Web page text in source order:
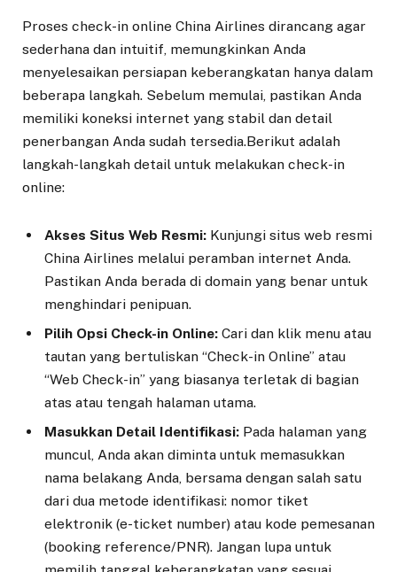
Proses check-in online China Airlines dirancang agar
sederhana dan intuitif, memungkinkan Anda
menyelesaikan persiapan keberangkatan hanya dalam
beberapa langkah. Sebelum memulai, pastikan Anda
memiliki koneksi internet yang stabil dan detail
penerbangan Anda sudah tersedia.Berikut adalah
langkah-langkah detail untuk melakukan check-in
online:
Akses Situs Web Resmi: Kunjungi situs web resmi
China Airlines melalui peramban internet Anda.
Pastikan Anda berada di domain yang benar untuk
menghindari penipuan.
Pilih Opsi Check-in Online: Cari dan klik menu atau
tautan yang bertuliskan “Check-in Online” atau
“Web Check-in” yang biasanya terletak di bagian
atas atau tengah halaman utama.
Masukkan Detail Identifikasi: Pada halaman yang
muncul, Anda akan diminta untuk memasukkan
nama belakang Anda, bersama dengan salah satu
dari dua metode identifikasi: nomor tiket
elektronik (e-ticket number) atau kode pemesanan
(booking reference/PNR). Jangan lupa untuk